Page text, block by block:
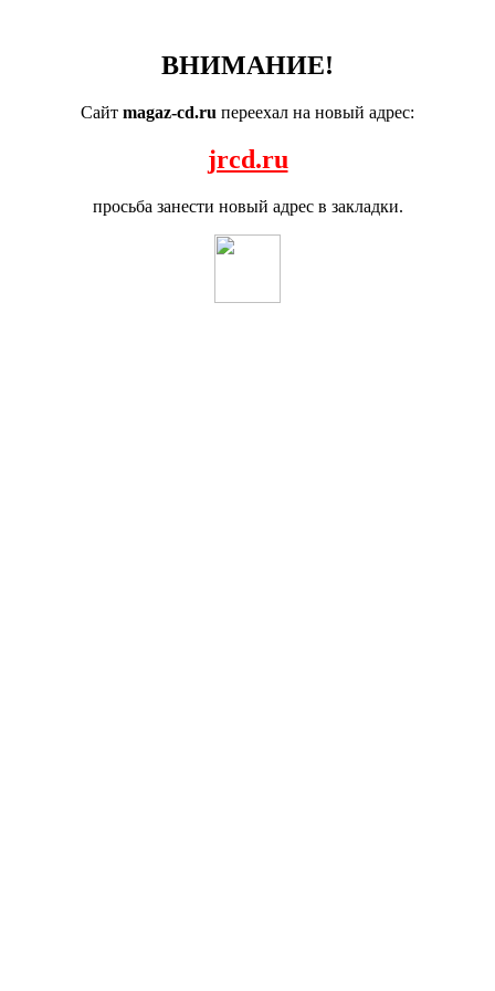
ВНИМАНИЕ!
Сайт magaz-cd.ru переехал на новый адрес:
jrcd.ru
просьба занести новый адрес в закладки.